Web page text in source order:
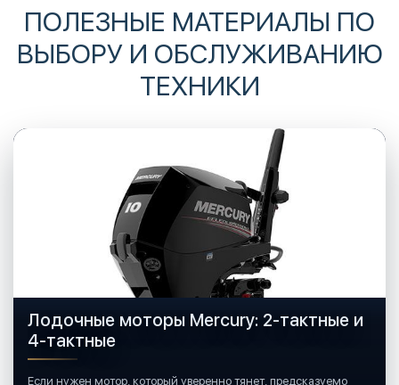
ПОЛЕЗНЫЕ МАТЕРИАЛЫ ПО
ВЫБОРУ И ОБСЛУЖИВАНИЮ
ТЕХНИКИ
Лодочные моторы Mercury: 2-тактные и
4-тактные
Если нужен мотор, который уверенно тянет, предсказуемо